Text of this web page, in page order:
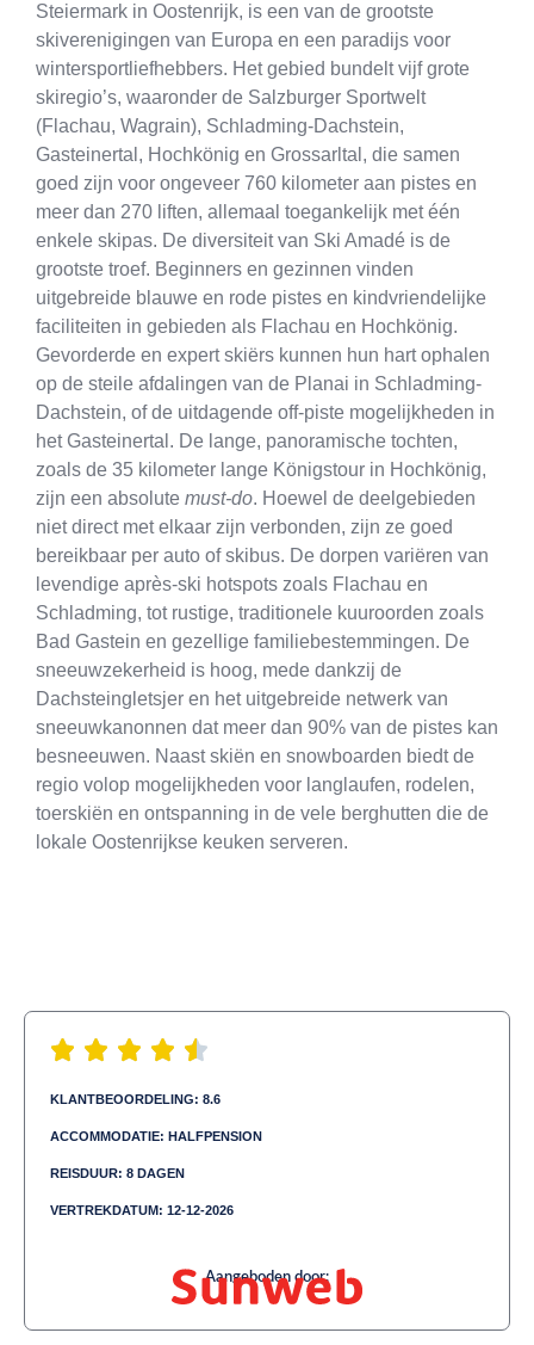
Steiermark in Oostenrijk, is een van de grootste
skiverenigingen van Europa en een paradijs voor
wintersportliefhebbers. Het gebied bundelt vijf grote
skiregio’s, waaronder de Salzburger Sportwelt
(Flachau, Wagrain), Schladming-Dachstein,
Gasteinertal, Hochkönig en Grossarltal, die samen
goed zijn voor ongeveer 760 kilometer aan pistes en
meer dan 270 liften, allemaal toegankelijk met één
enkele skipas. De diversiteit van Ski Amadé is de
grootste troef. Beginners en gezinnen vinden
uitgebreide blauwe en rode pistes en kindvriendelijke
faciliteiten in gebieden als Flachau en Hochkönig.
Gevorderde en expert skiërs kunnen hun hart ophalen
op de steile afdalingen van de Planai in Schladming-
Dachstein, of de uitdagende off-piste mogelijkheden in
het Gasteinertal. De lange, panoramische tochten,
zoals de 35 kilometer lange Königstour in Hochkönig,
zijn een absolute must-do. Hoewel de deelgebieden
niet direct met elkaar zijn verbonden, zijn ze goed
bereikbaar per auto of skibus. De dorpen variëren van
levendige après-ski hotspots zoals Flachau en
Schladming, tot rustige, traditionele kuuroorden zoals
Bad Gastein en gezellige familiebestemmingen. De
sneeuwzekerheid is hoog, mede dankzij de
Dachsteingletsjer en het uitgebreide netwerk van
sneeuwkanonnen dat meer dan 90% van de pistes kan
besneeuwen. Naast skiën en snowboarden biedt de
regio volop mogelijkheden voor langlaufen, rodelen,
toerskiën en ontspanning in de vele berghutten die de
lokale Oostenrijkse keuken serveren.
KLANTBEOORDELING: 8.6
ACCOMMODATIE: HALFPENSION
REISDUUR: 8 DAGEN
VERTREKDATUM: 12-12-2026
Aangeboden door: